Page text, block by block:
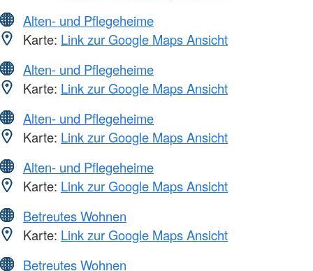
Alten- und Pflegeheime
Karte: Link zur Google Maps Ansicht
Alten- und Pflegeheime
Karte: Link zur Google Maps Ansicht
Alten- und Pflegeheime
Karte: Link zur Google Maps Ansicht
Alten- und Pflegeheime
Karte: Link zur Google Maps Ansicht
Betreutes Wohnen
Karte: Link zur Google Maps Ansicht
Betreutes Wohnen